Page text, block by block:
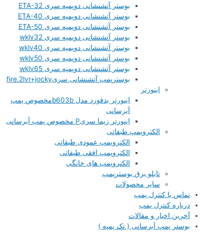
بوستر آتشنشانی دوپمپه سری ETA-32
بوستر آتشنشانی دوپمپه سری ETA-40
بوستر آتشنشانی دوپمپه سری ETA-50
بوستر آتشنشانی دوپمپه سری wklv32
بوستر آتشنشانی دوپمپه سری wklv40
بوستر آتشنشانی دوپمپه سری wklv50
بوستر آتشنشانی دوپمپه سری wklv65
بوسترپمپ آتشنشانی سریfire.2lvr+jocky
اینورتر
اینورتر بدفورد مدل b603bمخصوص پمپ
آبرسانی
اینورتر زیما سریP مخصوص پمپ آبرسانی
الکتروپمپ طبقاتی
الکتروپمپ عمودی طبقاتی
الکتروپمپ افقی طبقاتی
الکتروپمپ های خانگی
تابلو برق بوسترپمپ
سایر محصولات
تماس با کنترل پمپ
درباره کنترل پمپ
آخرین اخبار و مقالات
بوستر پمپ آبرسانی ( تک پمپه )